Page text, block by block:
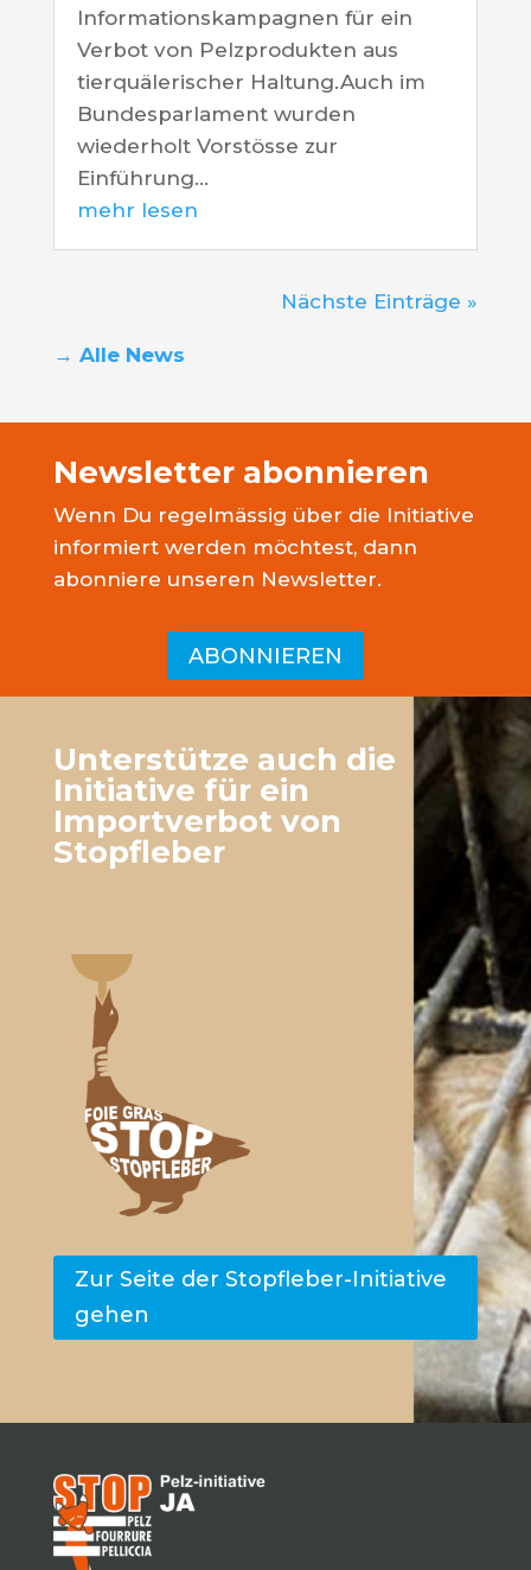
Informationskampagnen für ein
Verbot von Pelzprodukten aus
tierquälerischer Haltung.Auch im
Bundesparlament wurden
wiederholt Vorstösse zur
Einführung...
mehr lesen
Nächste Einträge »
→ Alle News
Newsletter abonnieren
Wenn Du regelmässig über die Initiative
informiert werden möchtest, dann
abonniere unseren Newsletter.
ABONNIEREN
Unterstütze auch die
Initiative für ein
Importverbot von
Stopfleber
Zur Seite der Stopfleber-Initiative
gehen